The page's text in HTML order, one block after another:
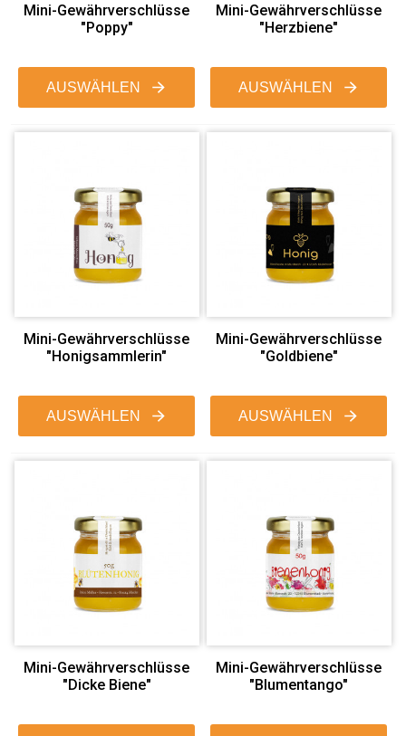
Mini-Gewährverschlüsse
"Poppy"
AUSWÄHLEN
Mini-Gewährverschlüsse
"Herzbiene"
AUSWÄHLEN
Mini-Gewährverschlüsse
"Honigsammlerin"
AUSWÄHLEN
Mini-Gewährverschlüsse
"Goldbiene"
AUSWÄHLEN
Mini-Gewährverschlüsse
"Dicke Biene"
Mini-Gewährverschlüsse
"Blumentango"